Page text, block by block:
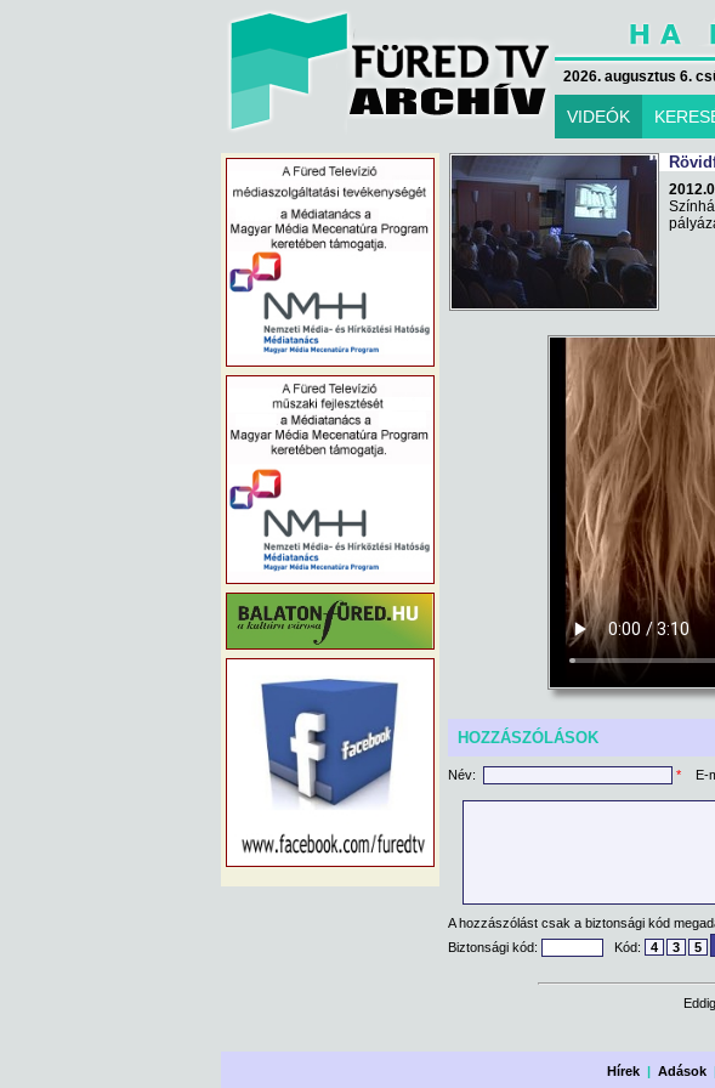
2026. augusztus 6.
VIDEÓK
HOZZÁSZÓLÁSOK
Név: * E-
A hozzászólást csak a biztonsági kód
Biztonsági kód:
Kód: 4 3 5
Hírek| Adások